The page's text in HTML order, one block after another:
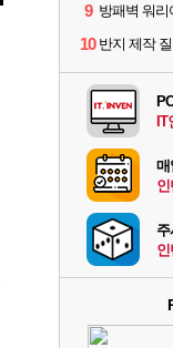
9 방패벽 워리
10 반지 제작
매
인